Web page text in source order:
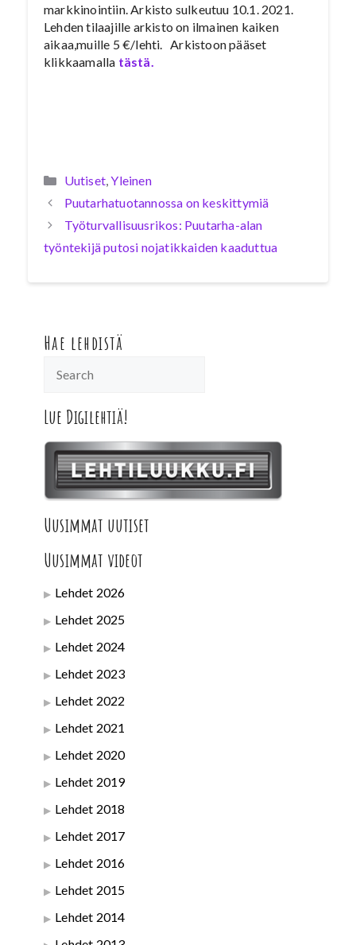
markkinointiin. Arkisto sulkeutuu 10.1. 2021.
Lehden tilaajille arkisto on ilmainen kaiken
aikaa,muille 5 €/lehti. Arkistoon pääset
klikkaamalla tästä.
Kategoriat
Uutiset ,Yleinen
Puutarhatuotannossa on keskittymiä
Työturvallisuusrikos: Puutarha-alan
työntekijä putosi nojatikkaiden kaaduttua
Hae lehdistä
Lue Digilehtiä!
Uusimmat uutiset
Uusimmat videot
Lehdet 2026
Lehdet 2025
Lehdet 2024
Lehdet 2023
Lehdet 2022
Lehdet 2021
Lehdet 2020
Lehdet 2019
Lehdet 2018
Lehdet 2017
Lehdet 2016
Lehdet 2015
Lehdet 2014